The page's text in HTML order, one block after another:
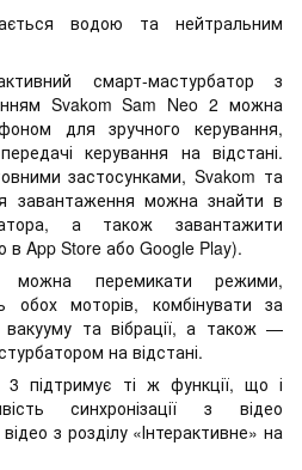
водою та нейтральним
смарт-мастурбатор з
Svakom Sam Neo 2 можна
для зручного керування,
керування на відстані.
застосунками, Svakom та
завантаження можна знайти в
а також завантажити
в App Store або Google Play).
можна перемикати режими,
обох моторів, комбінувати за
та вібрації, а також —
на відстані.
3 підтримує ті ж функції, що і
синхронізації з відео
з розділу «Інтерактивне» на